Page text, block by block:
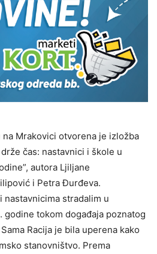
Mrakovici otvorena je izložba
čas: nastavnici i škole u
autora Ljiljane
i Petra Đurđeva.
nastavnicima stradalim u
godine tokom događaja poznatog
Racija je bila uperena kako
stanovništvo. Prema